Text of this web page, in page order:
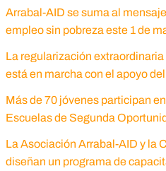
Arrabal-AID se suma al
empleo sin pobreza este 1 de
La regularización
está en marcha con el apoyo
Más de 70 jóvenes participan
Escuelas de Segunda
La Asociación Arrabal-AID y la
diseñan un programa de